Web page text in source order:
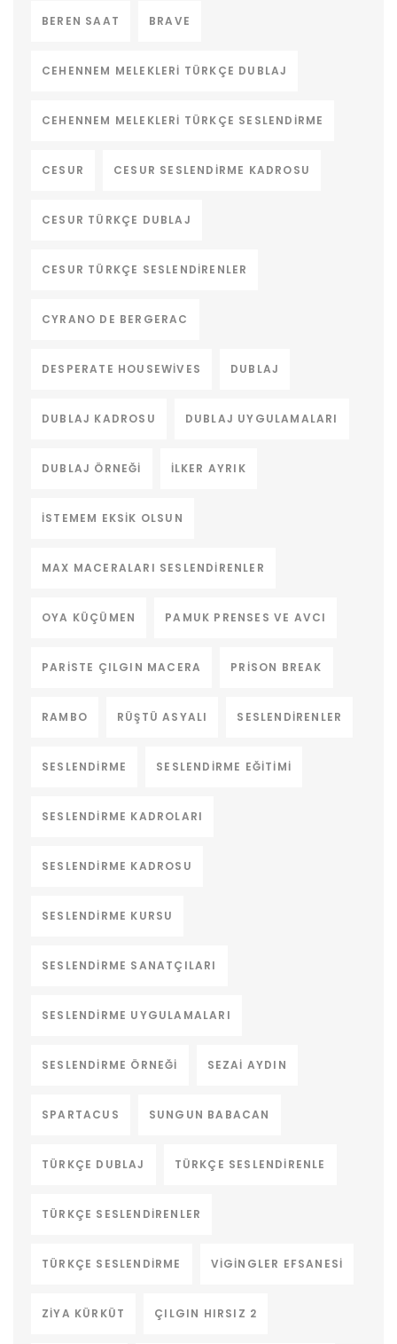
BEREN SAAT BRAVE
CEHENNEM MELEKLERI TÜRKÇE DUBLAJ
CEHENNEM MELEKLERI TÜRKÇE SESLENDIRME
CESUR CESUR SESLENDIRME KADROSU
CESUR TÜRKÇE DUBLAJ
CESUR TÜRKÇE SESLENDIRENLER
CYRANO DE BERGERAC
DESPERATE HOUSEWIVES DUBLAJ
DUBLAJ KADROSU DUBLAJ UYGULAMALARI
DUBLAJ ÖRNEĞI ILKER AYRIK
ISTEMEM EKSIK OLSUN
MAX MACERALARI SESLENDIRENLER
OYA KÜÇÜMEN PAMUK PRENSES VE AVCI
PARISTE ÇILGIN MACERA PRISON BREAK
RAMBO RÜŞTÜ ASYALI SESLENDIRENLER
SESLENDIRME SESLENDIRME EĞITIMI
SESLENDIRME KADROLARI
SESLENDIRME KADROSU
SESLENDIRME KURSU
SESLENDIRME SANATÇILARI
SESLENDIRME UYGULAMALARI
SESLENDIRME ÖRNEĞI SEZAI AYDIN
SPARTACUS SUNGUN BABACAN
TÜRKÇE DUBLAJ TÜRKÇE SESLENDIRENLE
TÜRKÇE SESLENDIRENLER
TÜRKÇE SESLENDIRME VIGINGLER EFSANESI
ZIYA KÜRKÜT ÇILGIN HIRSIZ 2